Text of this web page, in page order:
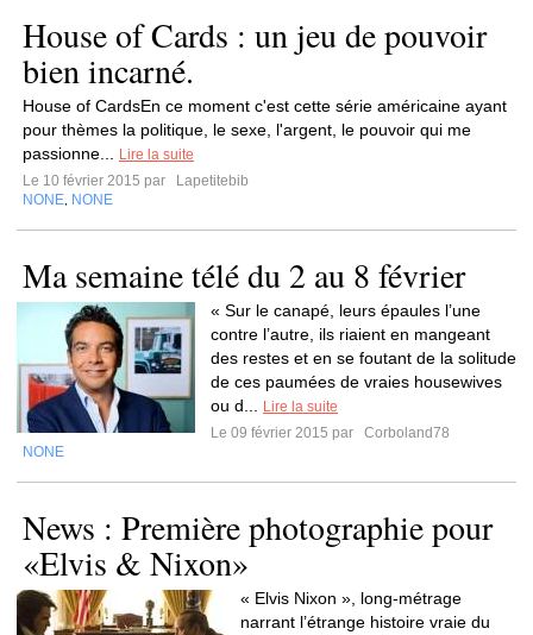
House of Cards : un jeu de pouvoir
bien incarné.
House of CardsEn ce moment c'est cette série américaine ayant
pour thèmes la politique, le sexe, l'argent, le pouvoir qui me
passionne...
Lire la suite
Le 10 février 2015 par
Lapetitebib
NONE NONE
Ma semaine télé du 2 au 8 février
« Sur le canapé, leurs épaules l’une
contre l’autre, ils riaient en mangeant
des restes et en se foutant de la solitude
de ces paumées de vraies housewives
ou d...
Lire la suite
Le 09 février 2015 par
Corboland78
NONE
News : Première photographie pour
«Elvis & Nixon»
« Elvis Nixon », long-métrage
narrant l’étrange histoire vraie du